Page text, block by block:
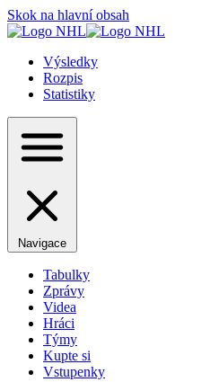
Skok na hlavní obsah
Výsledky
Rozpis
Statistiky
Navigace
Tabulky
Zprávy
Videa
Hráci
Týmy
Kupte si
Vstupenky